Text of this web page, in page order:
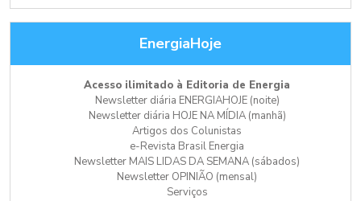
EnergiaHoje
Acesso ilimitado à Editoria de Energia
Newsletter diária ENERGIAHOJE (noite)
Newsletter diária HOJE NA MÍDIA (manhã)
Artigos dos Colunistas
e-Revista Brasil Energia
Newsletter MAIS LIDAS DA SEMANA (sábados)
Newsletter OPINIÃO (mensal)
Serviços